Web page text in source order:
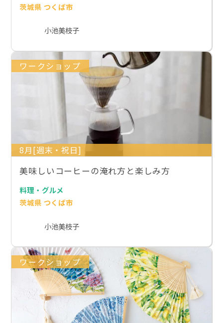
茨城県 つくば市
小池美枝子
ワークショップ
8月[週末・祝日]
美味しいコーヒーの淹れ方と楽しみ方
料理・グルメ
茨城県 つくば市
小池美枝子
ワークショップ